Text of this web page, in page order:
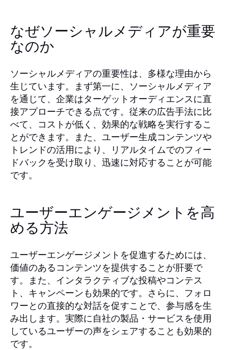
なぜソーシャルメディアが重要
なのか
ソーシャルメディアの重要性は、多様な理由から
生じています。まず第一に、ソーシャルメディア
を通じて、企業はターゲットオーディエンスに直
接アプローチできる点です。従来の広告手法に比
べて、コストが低く、効果的な戦略を実行するこ
とができます。また、ユーザー生成コンテンツや
トレンドの活用により、リアルタイムでのフィー
ドバックを受け取り、迅速に対応することが可能
です。
ユーザーエンゲージメントを高
める方法
ユーザーエンゲージメントを促進するためには、
価値のあるコンテンツを提供することが肝要で
す。また、インタラクティブな投稿やコンテス
ト、キャンペーンも効果的です。さらに、フォロ
ワーとの直接的な対話を促すことで、参与感を生
み出します。実際に自社の製品・サービスを使用
しているユーザーの声をシェアすることも効果的
です。